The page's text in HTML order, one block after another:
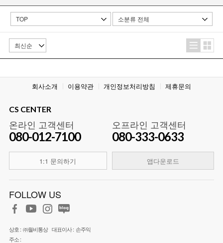
회사소개 이용약관 개인정보처리방침 제휴문의
CS CENTER
온라인 고객센터
080-012-7100
1:1 문의하기
오프라인 고객센터
080-333-0633
앱다운로드
FOLLOW US
상호 : ㈜월비통상 대표이사 : 손주익
주소 :